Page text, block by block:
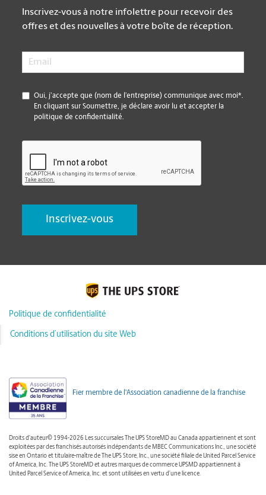
Inscrivez-vous à notre infolettre pour recevoir des
offres et des nouvelles à votre boîte de réception.
Email
*
Oui, j’accepte que (nom de l’entreprise) communique avec moi*.
En cliquant sur Soumettre, je déclare avoir lu et accepter la
politique de confidentialité.
Politique de confidentialité
Conditions d’utilisation du site Web
Fier membre de l'Association canadienne de la franchise
Droits d'auteur© 1994-2026 Les succursales The UPS StoreMD au Canada appartiennent et sont
exploitées par des franchisés autorisés indépendants de MBEC Communications Inc., une société
sise en Ontario et titulaire-maître de The UPS Store, Inc., une société filiale de United Parcel Service
of America, Inc. The UPS StoreMD et autres marques de commerce UPSMD appartiennent à
United Parcel Service of America, Inc. et sont utilisées en vertu d’une licence.